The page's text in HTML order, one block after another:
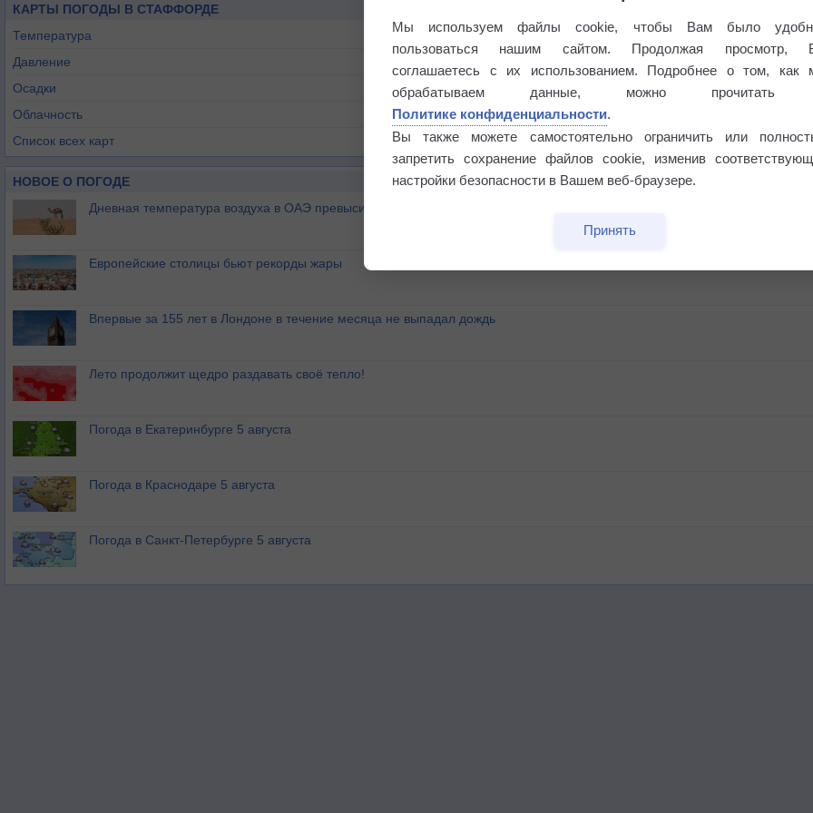
КАРТЫ ПОГОДЫ В СТАФФОРДЕ
Температура
Давление
Осадки
Облачность
Список всех карт
НОВОЕ О ПОГОДЕ
Дневная температура воздуха в ОАЭ превысила +51°
Европейские столицы бьют рекорды жары
Впервые за 155 лет в Лондоне в течение месяца не выпадал дождь
Лето продолжит щедро раздавать своё тепло!
Погода в Екатеринбурге 5 августа
Погода в Краснодаре 5 августа
Погода в Санкт-Петербурге 5 августа
Мы используем файлы cookie, чтобы Вам было
пользоваться нашим сайтом. Продолжая просмотр,
соглашаетесь с их использованием. Подробнее о том, как
обрабатываем данные, можно прочитать
Политике конфиденциальности.
Вы также можете самостоятельно ограничить или
запретить сохранение файлов cookie, изменив
настройки безопасности в Вашем веб-браузере.
Принять